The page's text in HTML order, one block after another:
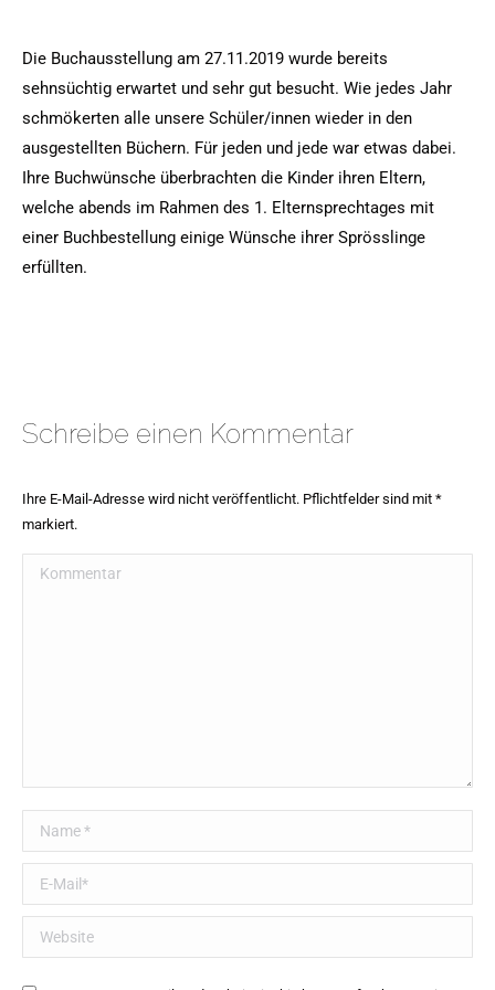
Die Buchausstellung am 27.11.2019 wurde bereits
sehnsüchtig erwartet und sehr gut besucht. Wie jedes Jahr
schmökerten alle unsere Schüler/innen wieder in den
ausgestellten Büchern. Für jeden und jede war etwas dabei.
Ihre Buchwünsche überbrachten die Kinder ihren Eltern,
welche abends im Rahmen des 1. Elternsprechtages mit
einer Buchbestellung einige Wünsche ihrer Sprösslinge
erfüllten.
Schreibe einen Kommentar
Ihre E-Mail-Adresse wird nicht veröffentlicht. Pflichtfelder sind mit *
markiert.
Kommentar
Name *
E-Mail *
Website